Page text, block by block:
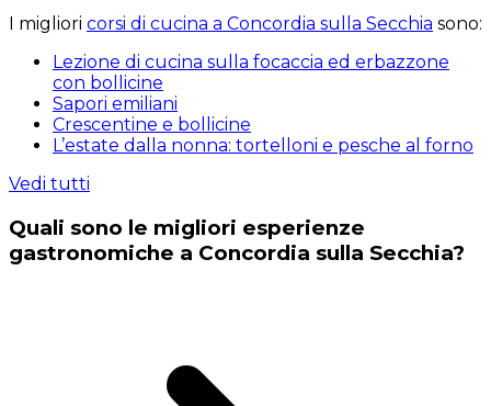
I migliori corsi di cucina a Concordia sulla Secchia sono:
Lezione di cucina sulla focaccia ed erbazzone
con bollicine
Sapori emiliani
Crescentine e bollicine
L’estate dalla nonna: tortelloni e pesche al forno
Vedi tutti
Quali sono le migliori esperienze
gastronomiche a Concordia sulla Secchia?